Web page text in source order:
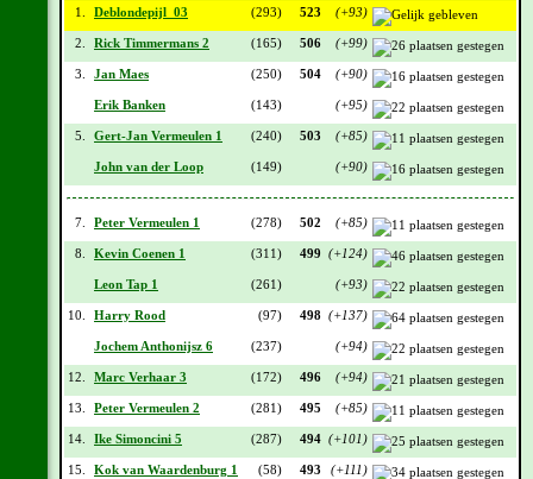
1. Deblondepijl_03 (293) 523 (+93)
2. Rick Timmermans 2 (165) 506 (+99)
3. Jan Maes (250) 504 (+90)
Erik Banken (143) (+95)
5. Gert-Jan Vermeulen 1 (240) 503 (+85)
John van der Loop (149) (+90)
7. Peter Vermeulen 1 (278) 502 (+85)
8. Kevin Coenen 1 (311) 499 (+124)
Leon Tap 1 (261) (+93)
10. Harry Rood (97) 498 (+137)
Jochem Anthonijsz 6 (237) (+94)
12. Marc Verhaar 3 (172) 496 (+94)
13. Peter Vermeulen 2 (281) 495 (+85)
14. Ike Simoncini 5 (287) 494 (+101)
15. Kok van Waardenburg 1 (58) 493 (+111)